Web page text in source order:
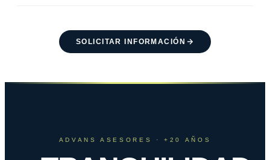
SOLICITAR INFORMACIÓN
ADVANS ASESORES · +20 AÑOS